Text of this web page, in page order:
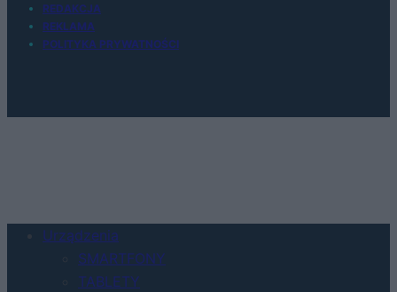
REDAKCJA
REKLAMA
POLITYKA PRYWATNOŚCI
Urządzenia
SMARTFONY
TABLETY